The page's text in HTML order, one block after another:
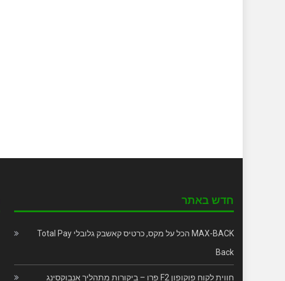
חדש באתר
MAX-BACK הכל על מקס, כרטיס קאשבק גלובלי Total Pay
Back
חווית לקוח פוקופון F2 פרו – ביקורות מתהליך אנבוקסינג